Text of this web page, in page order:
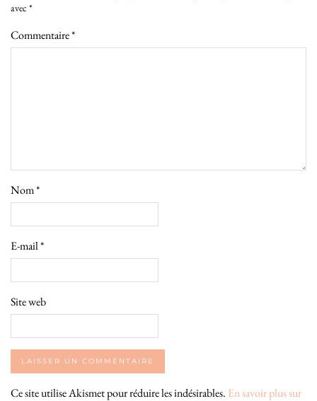
avec *
Commentaire*
Nom*
E-mail*
Site web
Ce site utilise Akismet pour réduire les indésirables. En savoir plus sur